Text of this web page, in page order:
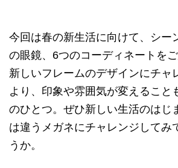
今回は春の新生活に向けて、シー
の眼鏡、6つのコーディネートをご
新しいフレームのデザインにチャ
より、印象や雰囲気が変えること
のひとつ。ぜひ新しい生活のはじ
は違うメガネにチャレンジしてみ
うか。